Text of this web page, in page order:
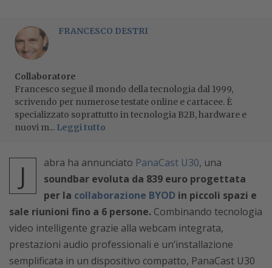
FRANCESCO DESTRI
Collaboratore
Francesco segue il mondo della tecnologia dal 1999,
scrivendo per numerose testate online e cartacee. È
specializzato soprattutto in tecnologia B2B, hardware e
nuovi m... Leggi tutto
J abra ha annunciato PanaCast U30, una
soundbar evoluta da 839 euro progettata
per la collaborazione BYOD in piccoli spazi e
sale riunioni fino a 6 persone. Combinando tecnologia
video intelligente grazie alla webcam integrata,
prestazioni audio professionali e un’installazione
semplificata in un dispositivo compatto, PanaCast U30